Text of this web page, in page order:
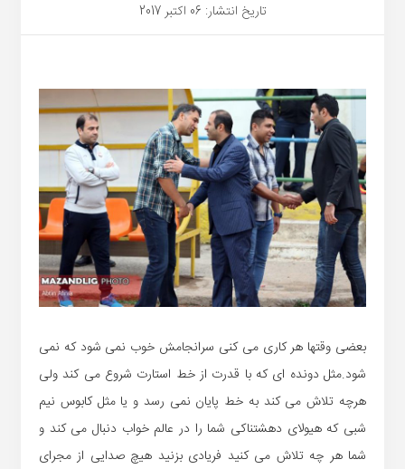
تاریخ انتشار: 06 اکتبر 2017
بعضی وقتها هر کاری می کنی سرانجامش خوب نمی شود که نمی
شود.مثل دونده ای که با قدرت از خط استارت شروع می کند ولی
هرچه تلاش می کند به خط پایان نمی رسد و یا مثل کابوس نیم
شبی که هیولای دهشتناکی شما را در عالم خواب دنبال می کند و
شما هر چه تلاش می کنید فریادی بزنید هیچ صدایی از مجرای